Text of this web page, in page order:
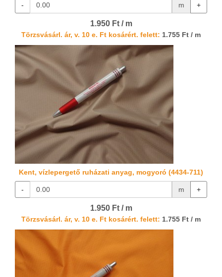
- m +
1.950 Ft / m
Törzsvásárl. ár, v. 10 e. Ft kosárért. felett: 1.755 Ft / m
Kent, vízlepergető ruházati anyag, mogyoró (4434-711)
- m +
1.950 Ft / m
Törzsvásárl. ár, v. 10 e. Ft kosárért. felett: 1.755 Ft / m